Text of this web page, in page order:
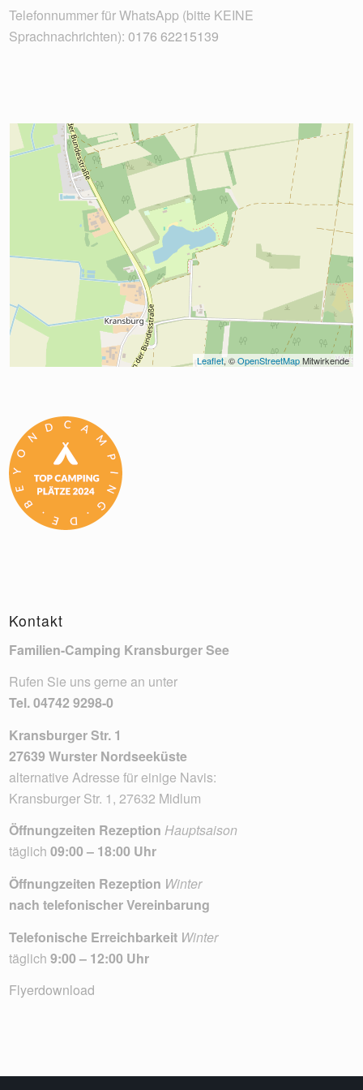
Telefonnummer für WhatsApp (bitte KEINE
Sprachnachrichten): 0176 62215139
Leaflet, © OpenStreetMap Mitwirkende
Kontakt
Familien-Camping Kransburger See
Rufen Sie uns gerne an unter
Tel.04742 9298-0
Kransburger Str. 1
27639 Wurster Nordseeküste
alternative Adresse für einige Navis:
Kransburger Str. 1, 27632 Midlum
Öffnungzeiten RezeptionHauptsaison
täglich 09:00 – 18:00 Uhr
Öffnungzeiten Rezeption Winter
nach telefonischer Vereinbarung
Telefonische Erreichbarkeit Winter
täglich 9:00 – 12:00 Uhr
Flyerdownload